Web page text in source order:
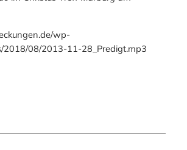
wp-
2018/08/2013-11-28_Predigt.mp3